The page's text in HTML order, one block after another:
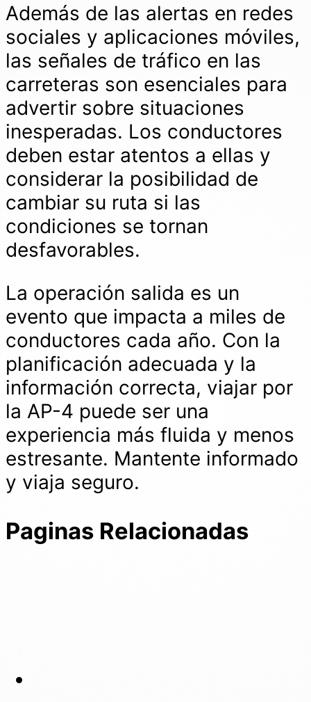
Además de las alertas en redes
sociales y aplicaciones móviles,
las señales de tráfico en las
carreteras son esenciales para
advertir sobre situaciones
inesperadas. Los conductores
deben estar atentos a ellas y
considerar la posibilidad de
cambiar su ruta si las
condiciones se tornan
desfavorables.
La operación salida es un
evento que impacta a miles de
conductores cada año. Con la
planificación adecuada y la
información correcta, viajar por
la AP-4 puede ser una
experiencia más fluida y menos
estresante. Mantente informado
y viaja seguro.
Paginas Relacionadas